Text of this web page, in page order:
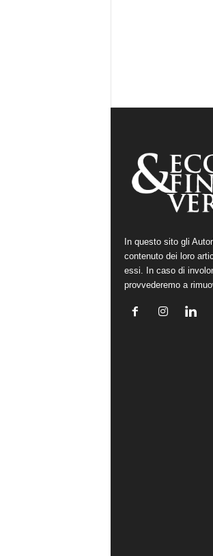
In questo sito gli
contenuto dei loro
essi. In caso di
provvederemo a